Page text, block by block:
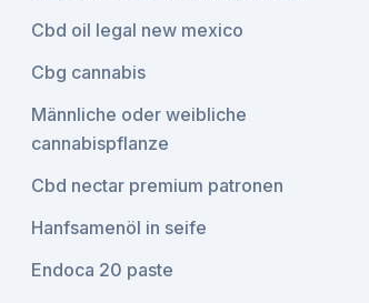
Cbd oil legal new mexico
Cbg cannabis
Männliche oder weibliche
cannabispflanze
Cbd nectar premium patronen
Hanfsamenöl in seife
Endoca 20 paste